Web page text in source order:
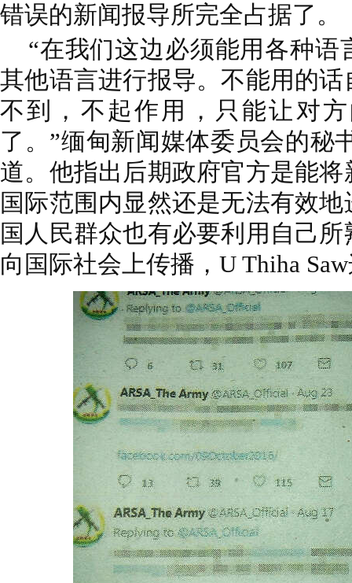
错误的新闻报导所完全占据了。
“在我们这边必须能用各种语
其他语言进行报导。不能用的
不到，不起作用，只能让对
了。”缅甸新闻媒体委员会的秘
道。他指出后期政府官方是能
国际范围内显然还是无法有效
国人民群众也有必要利用自己
向国际社会上传播，U Thiha